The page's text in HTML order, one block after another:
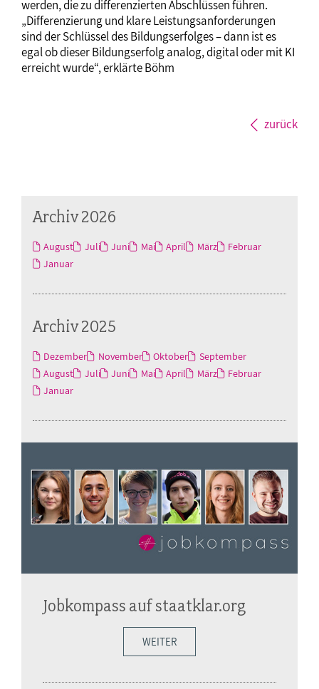
werden, die zu differenzierten Abschlüssen führen.
„Differenzierung und klare Leistungsanforderungen
sind der Schlüssel des Bildungserfolges – dann ist es
egal ob dieser Bildungserfolg analog, digital oder mit KI
erreicht wurde“, erklärte Böhm
zurück
Archiv 2026
August Juli Juni Mai April März
Februar
Januar
Archiv 2025
Dezember November Oktober
September
August
Juli Juni Mai April März
Februar
Januar
Jobkompass auf staatklar.org
WEITER